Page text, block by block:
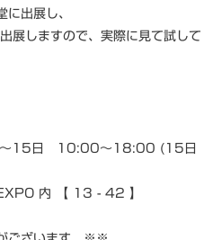
に出展し、
展しますので、実際に見て試して
～15日 10:00～18:00 (15日
内 【 13 - 42 】